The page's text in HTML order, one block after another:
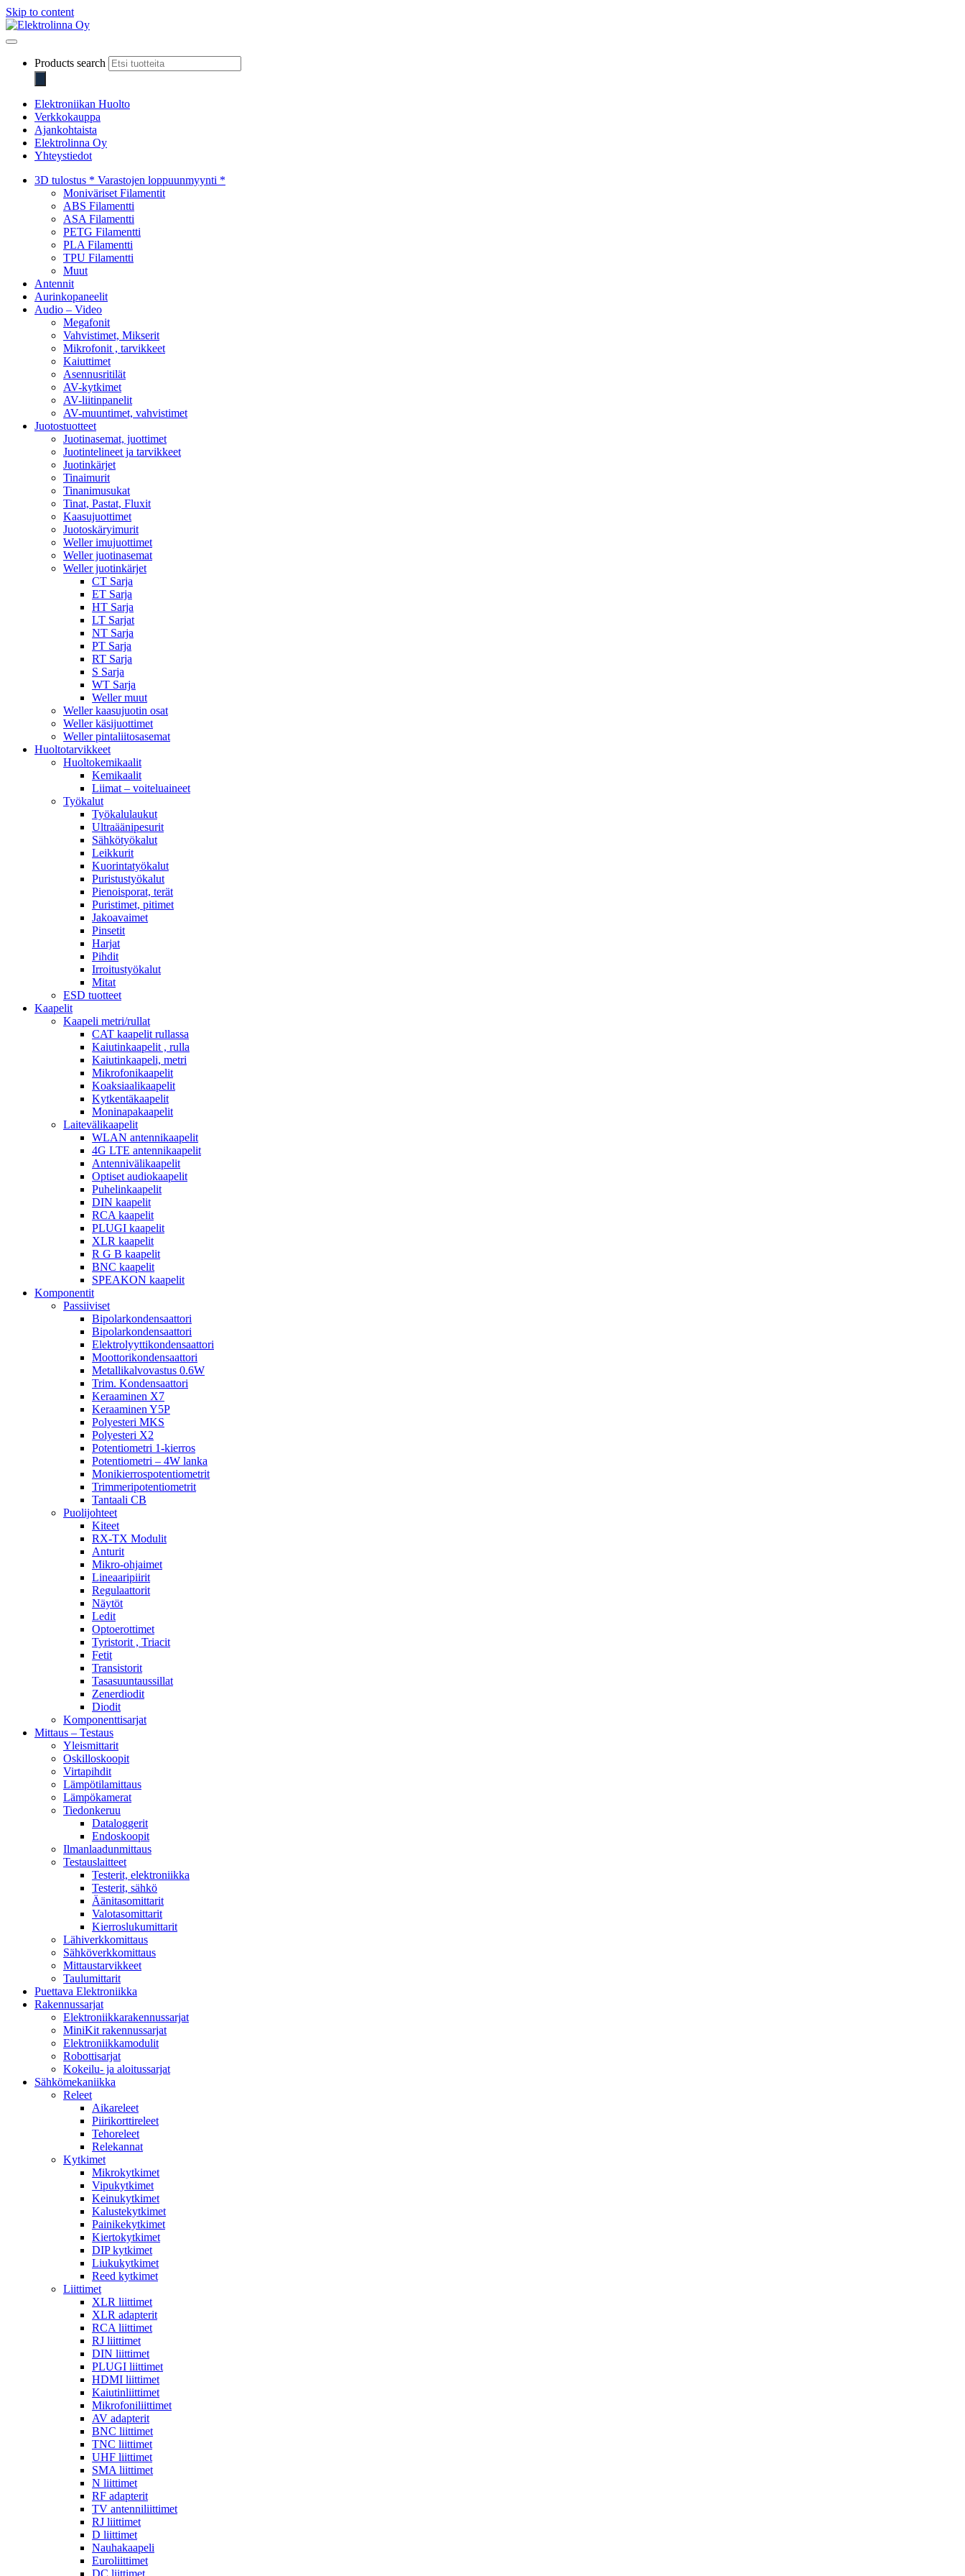
Skip to content
Products search
Elektroniikan Huolto
Verkkokauppa
Ajankohtaista
Elektrolinna Oy
Yhteystiedot
3D tulostus * Varastojen loppuunmyynti *
Moniväriset Filamentit
ABS Filamentti
ASA Filamentti
PETG Filamentti
PLA Filamentti
TPU Filamentti
Muut
Antennit
Aurinkopaneelit
Audio – Video
Megafonit
Vahvistimet, Mikserit
Mikrofonit , tarvikkeet
Kaiuttimet
Asennusritilät
AV-kytkimet
AV-liitinpanelit
AV-muuntimet, vahvistimet
Juotostuotteet
Juotinasemat, juottimet
Juotintelineet ja tarvikkeet
Juotinkärjet
Tinaimurit
Tinanimusukat
Tinat, Pastat, Fluxit
Kaasujuottimet
Juotoskäryimurit
Weller imujuottimet
Weller juotinasemat
Weller juotinkärjet
CT Sarja
ET Sarja
HT Sarja
LT Sarjat
NT Sarja
PT Sarja
RT Sarja
S Sarja
WT Sarja
Weller muut
Weller kaasujuotin osat
Weller käsijuottimet
Weller pintaliitosasemat
Huoltotarvikkeet
Huoltokemikaalit
Kemikaalit
Liimat – voiteluaineet
Työkalut
Työkalulaukut
Ultraäänipesurit
Sähkötyökalut
Leikkurit
Kuorintatyökalut
Puristustyökalut
Pienoisporat, terät
Puristimet, pitimet
Jakoavaimet
Pinsetit
Harjat
Pihdit
Irroitustyökalut
Mitat
ESD tuotteet
Kaapelit
Kaapeli metri/rullat
CAT kaapelit rullassa
Kaiutinkaapelit , rulla
Kaiutinkaapeli, metri
Mikrofonikaapelit
Koaksiaalikaapelit
Kytkentäkaapelit
Moninapakaapelit
Laitevälikaapelit
WLAN antennikaapelit
4G LTE antennikaapelit
Antennivälikaapelit
Optiset audiokaapelit
Puhelinkaapelit
DIN kaapelit
RCA kaapelit
PLUGI kaapelit
XLR kaapelit
R G B kaapelit
BNC kaapelit
SPEAKON kaapelit
Komponentit
Passiiviset
Bipolarkondensaattori
Bipolarkondensaattori
Elektrolyyttikondensaattori
Moottorikondensaattori
Metallikalvovastus 0.6W
Trim. Kondensaattori
Keraaminen X7
Keraaminen Y5P
Polyesteri MKS
Polyesteri X2
Potentiometri 1-kierros
Potentiometri – 4W lanka
Monikierrospotentiometrit
Trimmeripotentiometrit
Tantaali CB
Puolijohteet
Kiteet
RX-TX Modulit
Anturit
Mikro-ohjaimet
Lineaaripiirit
Regulaattorit
Näytöt
Ledit
Optoerottimet
Tyristorit , Triacit
Fetit
Transistorit
Tasasuuntaussillat
Zenerdiodit
Diodit
Komponenttisarjat
Mittaus – Testaus
Yleismittarit
Oskilloskoopit
Virtapihdit
Lämpötilamittaus
Lämpökamerat
Tiedonkeruu
Dataloggerit
Endoskoopit
Ilmanlaadunmittaus
Testauslaitteet
Testerit, elektroniikka
Testerit, sähkö
Äänitasomittarit
Valotasomittarit
Kierroslukumittarit
Lähiverkkomittaus
Sähköverkkomittaus
Mittaustarvikkeet
Taulumittarit
Puettava Elektroniikka
Rakennussarjat
Elektroniikkarakennussarjat
MiniKit rakennussarjat
Elektroniikkamodulit
Robottisarjat
Kokeilu- ja aloitussarjat
Sähkömekaniikka
Releet
Aikareleet
Piirikorttireleet
Tehoreleet
Relekannat
Kytkimet
Mikrokytkimet
Vipukytkimet
Keinukytkimet
Kalustekytkimet
Painikekytkimet
Kiertokytkimet
DIP kytkimet
Liukukytkimet
Reed kytkimet
Liittimet
XLR liittimet
XLR adapterit
RCA liittimet
RJ liittimet
DIN liittimet
PLUGI liittimet
HDMI liittimet
Kaiutinliittimet
Mikrofoniliittimet
AV adapterit
BNC liittimet
TNC liittimet
UHF liittimet
SMA liittimet
N liittimet
RF adapterit
TV antenniliittimet
RJ liittimet
D liittimet
Nauhakaapeli
Euroliittimet
DC liittimet